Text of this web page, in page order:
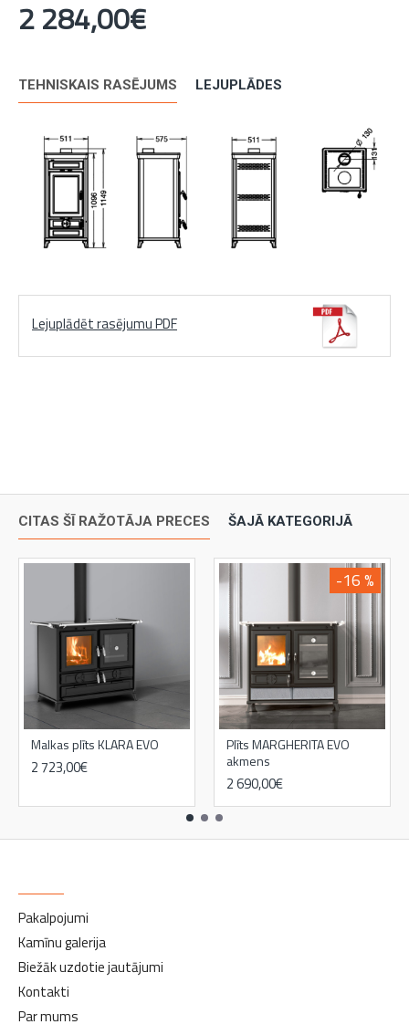
2 284,00€
TEHNISKAIS RASĒJUMS LEJUPLĀDES
Lejuplādēt rasējumu PDF
CITAS ŠĪ RAŽOTĀJA PRECES ŠAJĀ KATEGORIJĀ
Malkas plīts KLARA EVO
2 723,00€
-16 %
Plīts MARGHERITA EVO
akmens
2 690,00€
Pakalpojumi
Kamīnu galerija
Biežāk uzdotie jautājumi
Kontakti
Par mums